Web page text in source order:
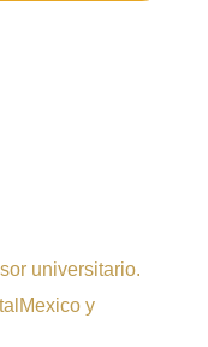
universitario.
y